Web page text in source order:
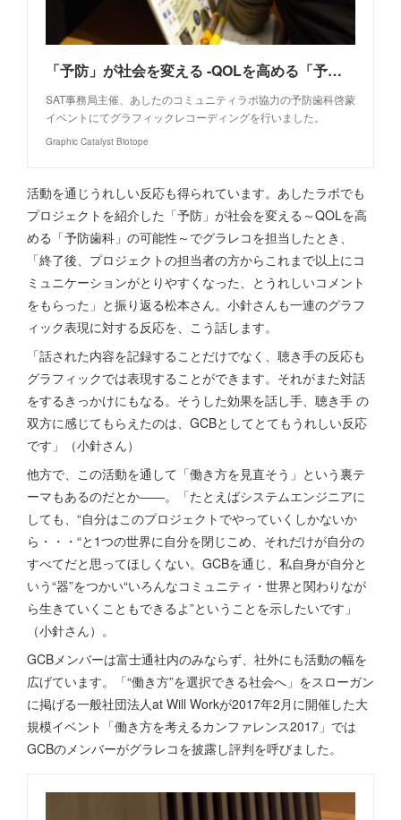
「予防」が社会を変える -QOLを高める「予防歯科」の可能性
SAT事務局主催、あしたのコミュニティラボ協力の予防歯科啓蒙
イベントにてグラフィックレコーディングを行いました。
Graphic Catalyst Biotope
活動を通じうれしい反応も得られています。あしたラボでも
プロジェクトを紹介した「予防」が社会を変える～QOLを高
める「予防歯科」の可能性～でグラレコを担当したとき、
「終了後、プロジェクトの担当者の方からこれまで以上にコ
ミュニケーションがとりやすくなった、とうれしいコメント
をもらった」と振り返る松本さん。小針さんも一連のグラフ
ィック表現に対する反応を、こう話します。
「話された内容を記録することだけでなく、聴き手の反応も
グラフィックでは表現することができます。それがまた対話
をするきっかけにもなる。そうした効果を話し手、聴き手 の
双方に感じてもらえたのは、GCBとしてとてもうれしい反応
です」（小針さん）
他方で、この活動を通して「働き方を見直そう」という裏テ
ーマもあるのだとか――。「たとえばシステムエンジニアに
しても、“自分はこのプロジェクトでやっていくしかないか
ら・・・“と1つの世界に自分を閉じこめ、それだけが自分の
すべてだと思ってほしくない。GCBを通じ、私自身が自分と
いう“器”をつかい“いろんなコミュニティ・世界と関わりなが
ら生きていくこともできるよ”ということを示したいです」
（小針さん）。
GCBメンバーは富士通社内のみならず、社外にも活動の幅を
広げています。「“働き方”を選択できる社会へ」をスローガン
に掲げる一般社団法人at Will Workが2017年2月に開催した大
規模イベント「働き方を考えるカンファレンス2017」では
GCBのメンバーがグラレコを披露し評判を呼びました。